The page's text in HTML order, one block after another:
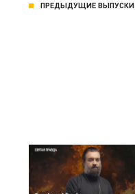
ПРЕДЫДУЩИЕ ВЫПУСКИ